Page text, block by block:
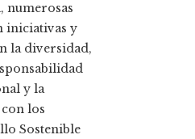
numerosas
iniciativas y
la diversidad,
y la
los
Sostenible